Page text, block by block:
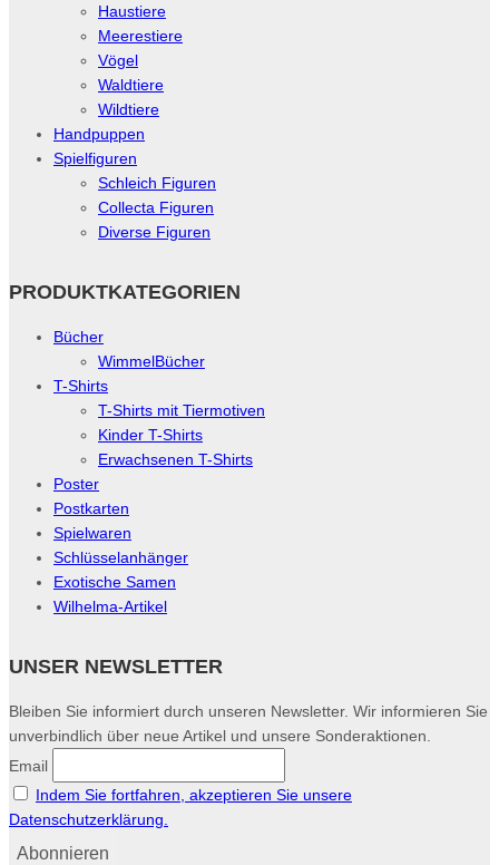
Haustiere
Meerestiere
Vögel
Waldtiere
Wildtiere
Handpuppen
Spielfiguren
Schleich Figuren
Collecta Figuren
Diverse Figuren
PRODUKTKATEGORIEN
Bücher
WimmelBücher
T-Shirts
T-Shirts mit Tiermotiven
Kinder T-Shirts
Erwachsenen T-Shirts
Poster
Postkarten
Spielwaren
Schlüsselanhänger
Exotische Samen
Wilhelma-Artikel
UNSER NEWSLETTER
Bleiben Sie informiert durch unseren Newsletter. Wir informieren Sie
unverbindlich über neue Artikel und unsere Sonderaktionen.
Email
Indem Sie fortfahren, akzeptieren Sie unsere
Datenschutzerklärung.